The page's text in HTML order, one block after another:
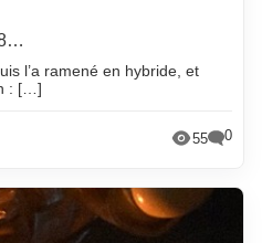
l’a ramené en hybride, et
: […]
55 0